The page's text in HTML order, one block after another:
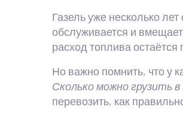
Газель уже несколько
обслуживается и
расход топлива
Но важно помнить, что у
Сколько можно грузить
перевозить, как